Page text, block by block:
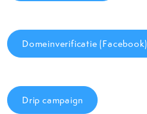
Domeinverificatie (Facebook)
Drip campaign